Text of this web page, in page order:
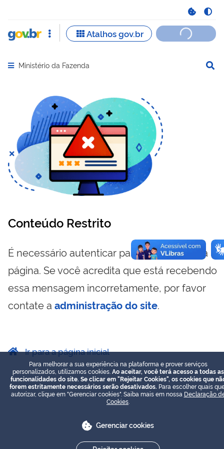
Abrir menu principal de navegação
Ministério da Fazenda
Conteúdo Restrito
É necessário autenticar para visualizar essa
página. Se você acredita que está recebendo
essa mensagem incorretamente, por favor
contate a administração do site.
Ir para a página inicial
Para melhorar a sua experiência na plataforma e prover serviços
personalizados, utilizamos cookies. Ao aceitar, você terá acesso a todas as
funcionalidades do site. Se clicar em "Rejeitar Cookies", os cookies que
forem estritamente necessários serão desativados. Para escolher quais
autorizar, clique em "Gerenciar cookies". Saiba mais em nossa Declaração
Cookies
Gerenciar cookies